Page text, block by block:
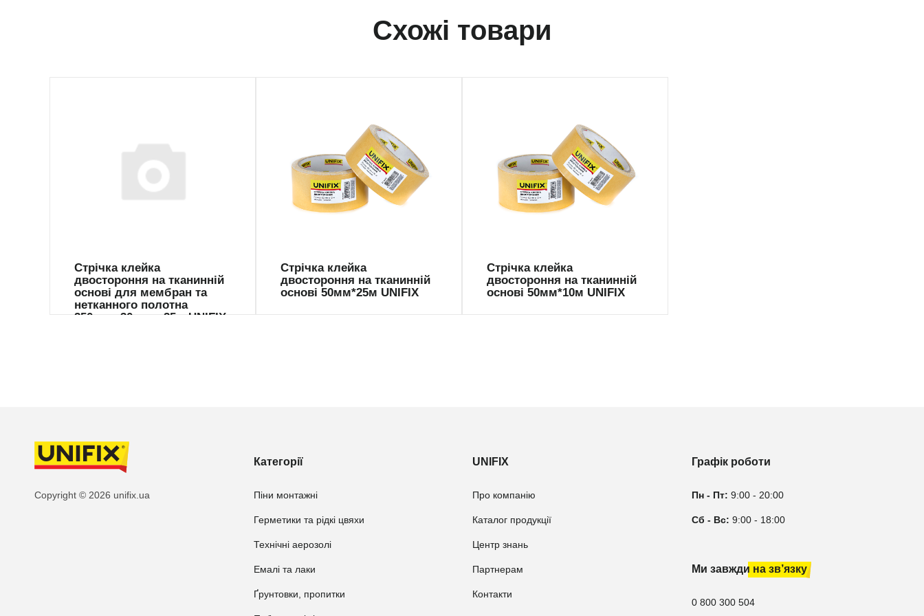
Схожі товари
Стрічка клейка
двостороння на тканинній
основі для мембран та
нетканного полотна
250мкм 30мм х 25м UNIFIX
Стрічка клейка
двостороння на тканинній
основі 50мм*25м UNIFIX
TK-5025
Стрічка клейка
двостороння на тканинній
основі 50мм*10м UNIFIX
TK-5010
Copyright © 2026 unifix.ua
Категорії
Піни монтажні
Герметики та рідкі цвяхи
Технічні аерозолі
Емалі та лаки
Ґрунтовки, пропитки
UNIFIX
Про компанію
Каталог продукції
Центр знань
Партнерам
Контакти
Графік роботи
Пн - Пт: 9:00 - 20:00
Сб - Вс: 9:00 - 18:00
Ми завжди на зв’язку
0 800 300 504